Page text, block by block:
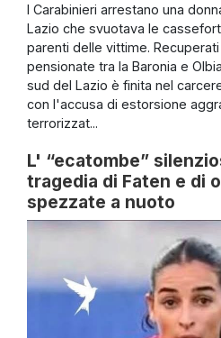
I Carabinieri arrestano una
Lazio che svuotava le
parenti delle vittime.
pensionate tra la Baronia e
sud del Lazio è finita nel
con l'accusa di estorsione
terrorizzat...
L' “ecatombe”
tragedia di Faten e di
spezzate a nuoto